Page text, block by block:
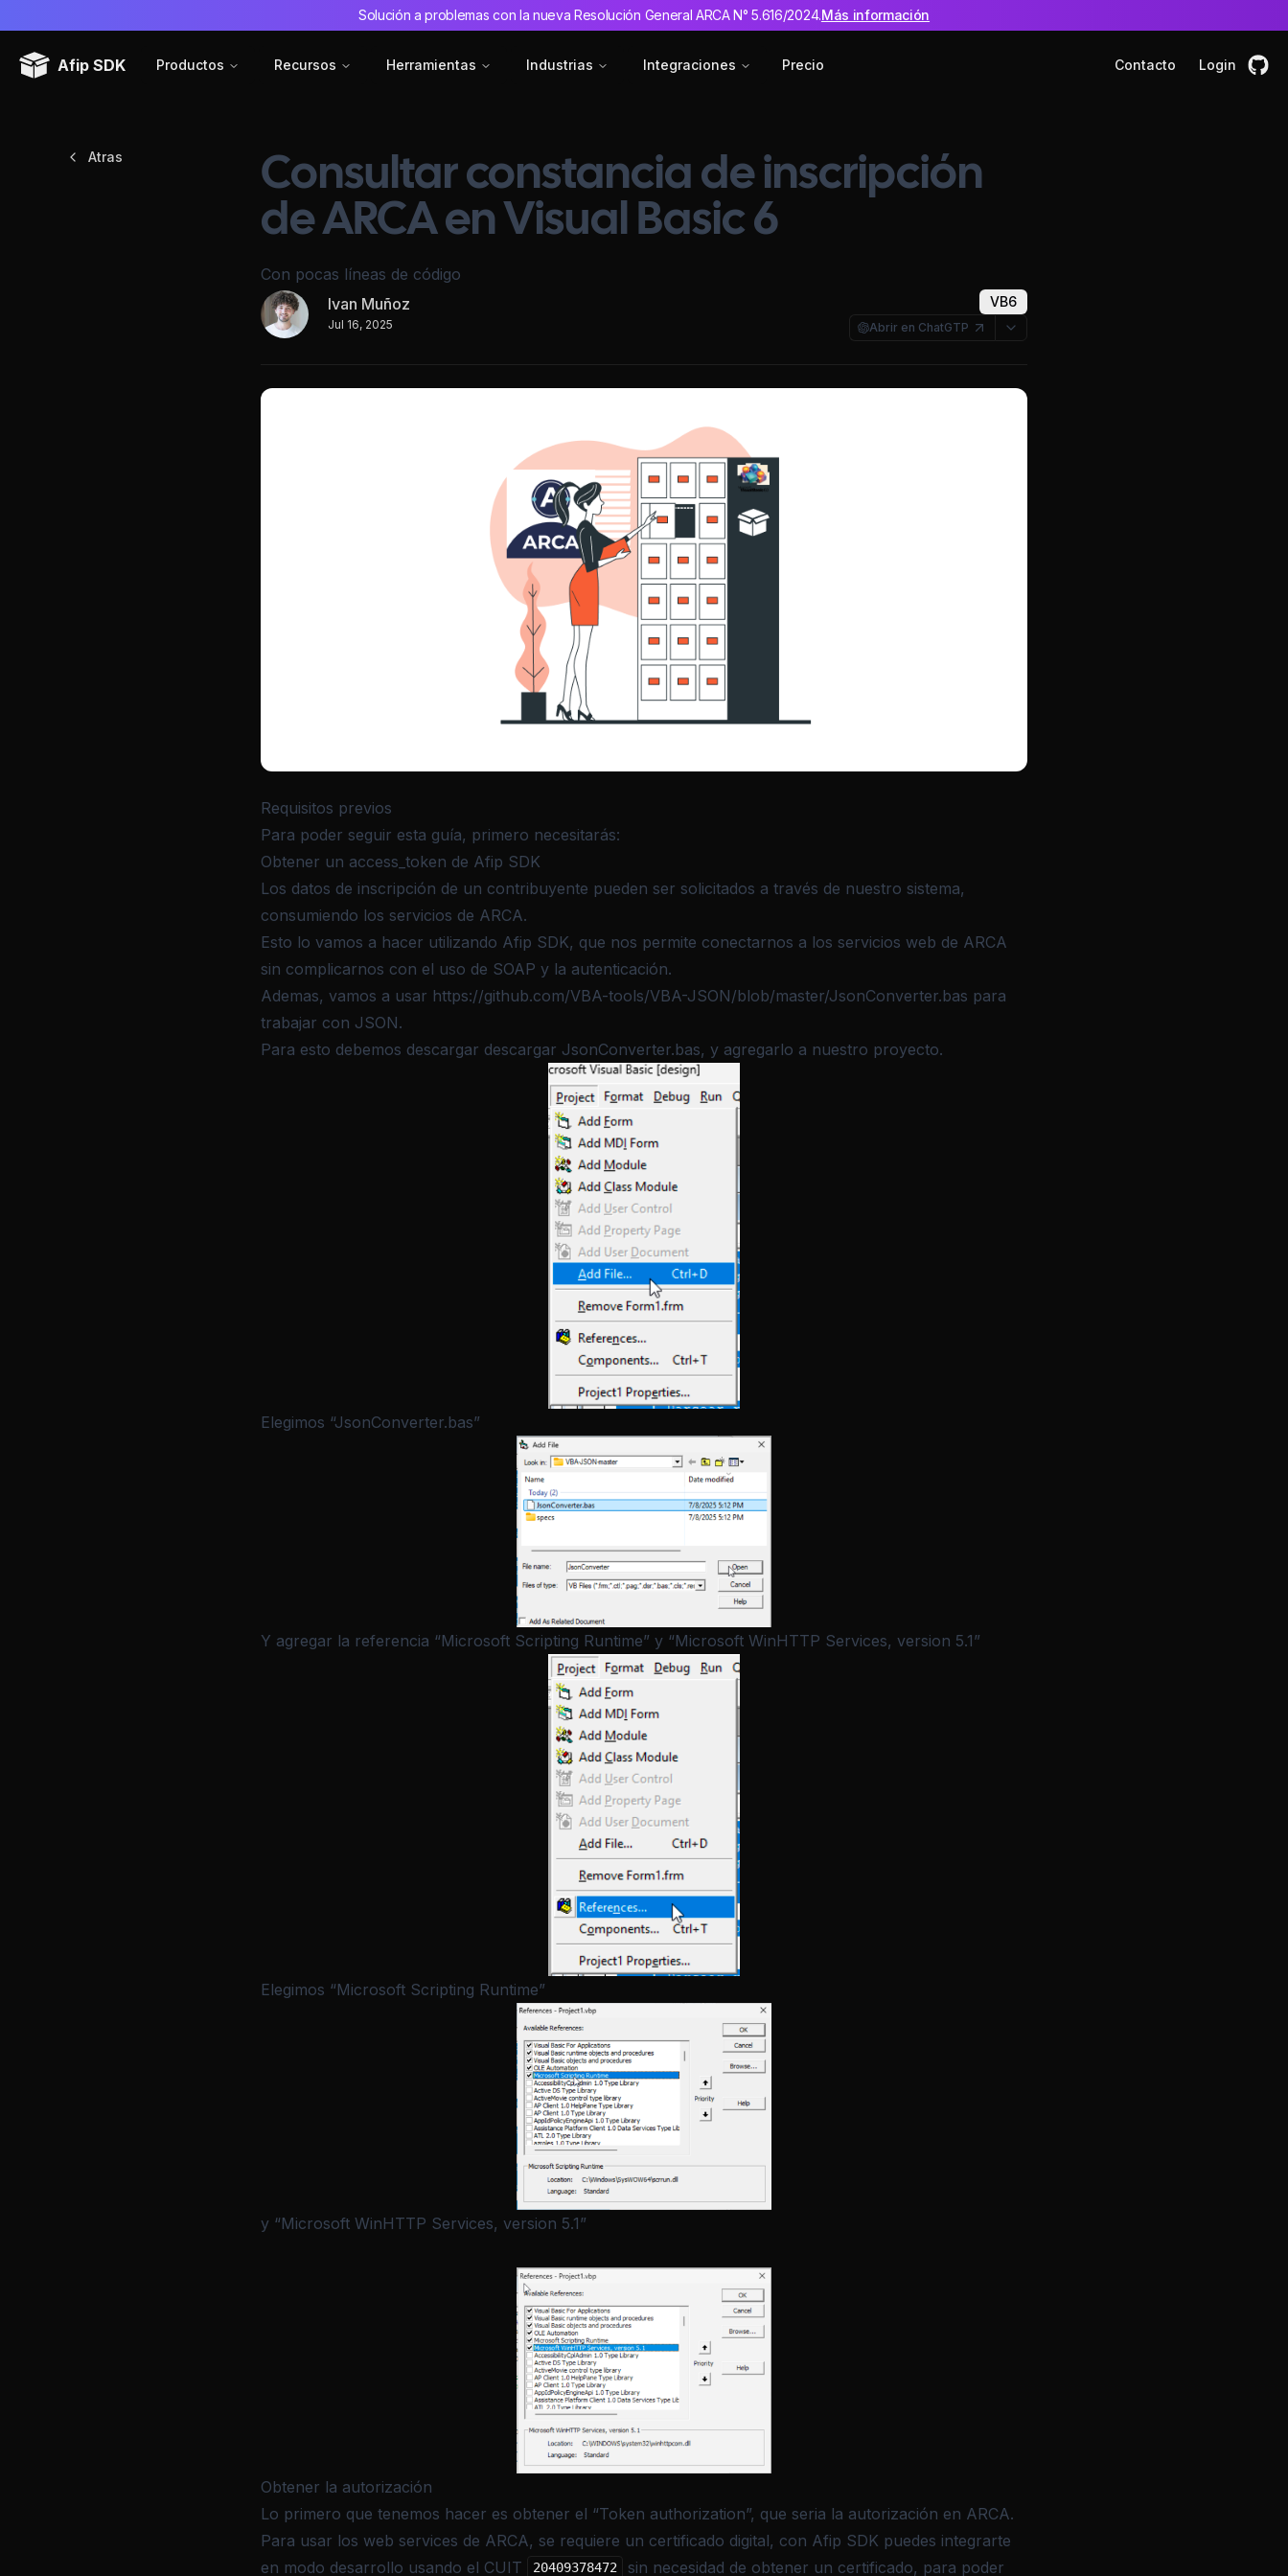
Solución a problemas con la nueva Resolución General ARCA N° 5.616/2024.Más información
Afip SDK Productos Recursos Herramientas Industrias Integraciones Precio Contacto Login
Atras
Consultar constancia de inscripción
de ARCA en Visual Basic 6
Con pocas líneas de código
Ivan Muñoz
Jul 16, 2025
VB6
Abrir en ChatGTP
Requisitos previos
Para poder seguir esta guía, primero necesitarás:
Obtener un access_token de Afip SDK
Los datos de inscripción de un contribuyente pueden ser solicitados a través de nuestro sistema,
consumiendo los servicios de ARCA.
Esto lo vamos a hacer utilizando Afip SDK, que nos permite conectarnos a los servicios web de ARCA
sin complicarnos con el uso de SOAP y la autenticación.
Ademas, vamos a usar https://github.com/VBA-tools/VBA-JSON/blob/master/JsonConverter.bas para
trabajar con JSON.
Para esto debemos descargar descargar JsonConverter.bas, y agregarlo a nuestro proyecto.
Elegimos “JsonConverter.bas”
Y agregar la referencia “Microsoft Scripting Runtime” y “Microsoft WinHTTP Services, version 5.1”
Elegimos “Microsoft Scripting Runtime”
y “Microsoft WinHTTP Services, version 5.1”
Obtener la autorización
Lo primero que tenemos hacer es obtener el “Token authorization”, que seria la autorización en ARCA.
Para usar los web services de ARCA, se requiere un certificado digital, con Afip SDK puedes integrarte
en modo desarrollo usando el CUIT
20409378472 sin necesidad de obtener un certificado, para poder